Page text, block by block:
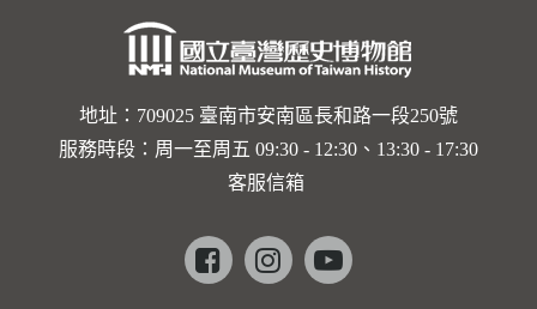
地址：709025 臺南市安南區長和路一段250號
服務時段：周一至周五 09:30 - 12:30、13:30 - 17:30
客服信箱
Facebookinstagramyoutube